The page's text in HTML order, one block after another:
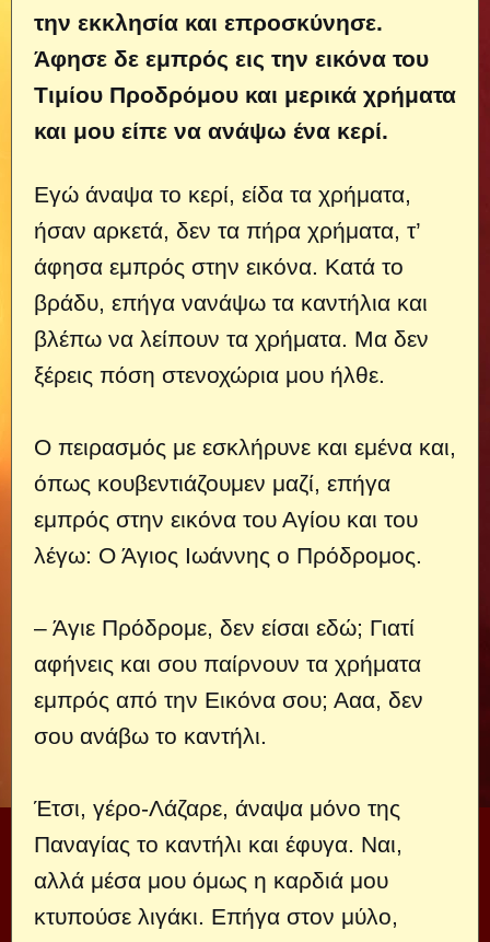
την εκκλησία και επροσκύνησε.
Άφησε δε εμπρός εις την εικόνα του
Τιμίου Προδρόμου και μερικά χρήματα
και μου είπε να ανάψω ένα κερί.
Εγώ άναψα το κερί, είδα τα χρήματα,
ήσαν αρκετά, δεν τα πήρα χρήματα, τ’
άφησα εμπρός στην εικόνα. Κατά το
βράδυ, επήγα νανάψω τα καντήλια και
βλέπω να λείπουν τα χρήματα. Μα δεν
ξέρεις πόση στενοχώρια μου ήλθε.
Ο πειρασμός με εσκλήρυνε και εμένα και,
όπως κουβεντιάζουμεν μαζί, επήγα
εμπρός στην εικόνα του Αγίου και του
λέγω: Ο Άγιος Ιωάννης ο Πρόδρομος.
– Άγιε Πρόδρομε, δεν είσαι εδώ; Γιατί
αφήνεις και σου παίρνουν τα χρήματα
εμπρός από την Εικόνα σου; Ααα, δεν
σου ανάβω το καντήλι.
Έτσι, γέρο-Λάζαρε, άναψα μόνο της
Παναγίας το καντήλι και έφυγα. Ναι,
αλλά μέσα μου όμως η καρδιά μου
κτυπούσε λιγάκι. Επήγα στον μύλο,